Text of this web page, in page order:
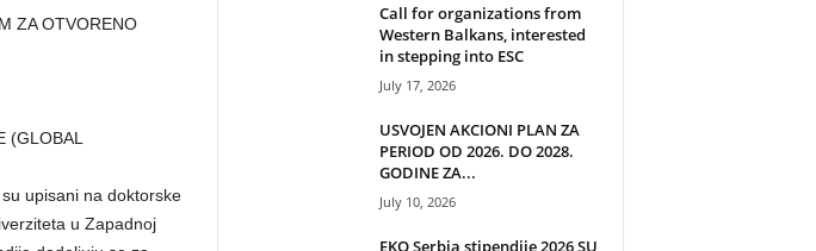
ZA OTVORENO
(GLOBAL
upisani na doktorske
u Zapadnoj
Call for organizations from
Western Balkans, interested
in stepping into ESC
July 17, 2026
USVOJEN AKCIONI PLAN ZA
PERIOD OD 2026. DO 2028.
GODINE ZA...
July 10, 2026
EKO Serbia stipendije 2026 SU